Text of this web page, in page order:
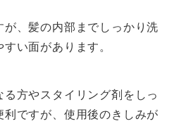
、髪の内部までしっかり洗
い面があります。
方やスタイリング剤をしっ
ですが、使用後のきしみが